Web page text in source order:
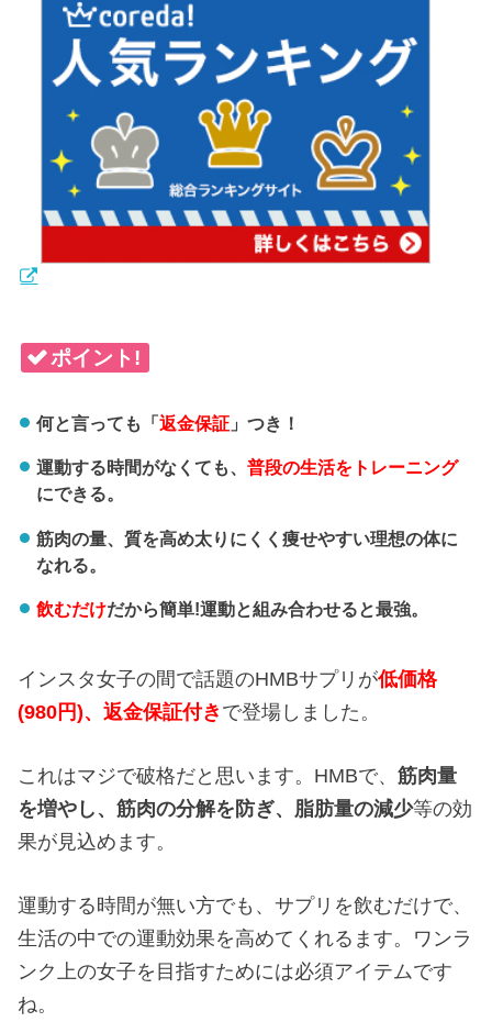
ポイント!
何と言っても「返金保証」つき！
運動する時間がなくても、 普段の生活をトレーニング
にできる。
筋肉の量、質を高め太りにくく痩せやすい理想の体に
なれる。
飲むだけだから簡単!運動と組み合わせると最強。
インスタ女子の間で話題のHMBサプリが低価格
(980円)、返金保証付き で登場しました。
これはマジで破格だと思います。HMBで、筋肉量
を増やし、筋肉の分解を防ぎ、 脂肪量の減少等の効
果が見込めます。
運動する時間が無い方でも、サプリを飲むだけで、
生活の中での運動効果を高めてくれるます。ワンラ
ンク上の女子を目指すためには必須アイテムです
ね。